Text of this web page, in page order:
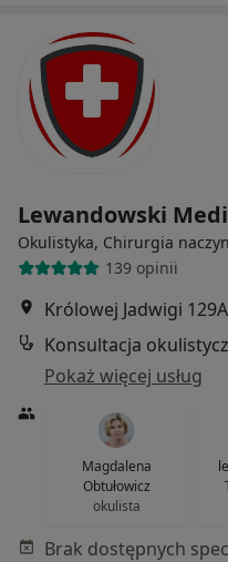
Lewandowski
Okulistyka, Chirurgia
139 opinii
Królowej Jadwigi
Konsultacja
Pokaż więcej usług
Magdalena
Obtułowicz
okulista